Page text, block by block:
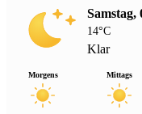
Samstag,
14°C
Klar
Morgens Mittags